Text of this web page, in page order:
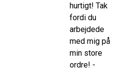
hurtigt! Tak
fordi du
arbejdede
med mig på
min store
ordre! -